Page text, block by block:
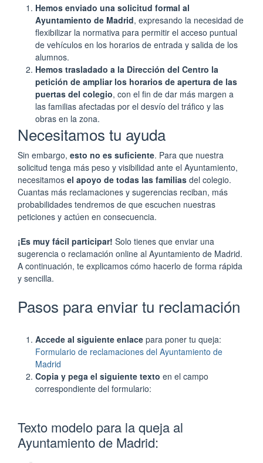
Hemos enviado una solicitud formal al
Ayuntamiento de Madrid, expresando la necesidad de
flexibilizar la normativa para permitir el acceso puntual
de vehículos en los horarios de entrada y salida de los
alumnos.
Hemos trasladado a la Dirección del Centro la
petición de ampliar los horarios de apertura de las
puertas del colegio, con el fin de dar más margen a
las familias afectadas por el desvío del tráfico y las
obras en la zona.
Necesitamos tu ayuda
Sin embargo, esto no es suficiente. Para que nuestra
solicitud tenga más peso y visibilidad ante el Ayuntamiento,
necesitamos el apoyo de todas las familias del colegio.
Cuantas más reclamaciones y sugerencias reciban, más
probabilidades tendremos de que escuchen nuestras
peticiones y actúen en consecuencia.
¡Es muy fácil participar! Solo tienes que enviar una
sugerencia o reclamación online al Ayuntamiento de Madrid.
A continuación, te explicamos cómo hacerlo de forma rápida
y sencilla.
Pasos para enviar tu reclamación
Accede al siguiente enlace para poner tu queja:
Formulario de reclamaciones del Ayuntamiento de
Madrid
Copia y pega el siguiente texto en el campo
correspondiente del formulario:
Texto modelo para la queja al
Ayuntamiento de Madrid: